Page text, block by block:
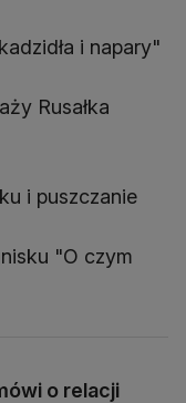
i napary"
Rusałka
i puszczanie
"O czym
o relacji